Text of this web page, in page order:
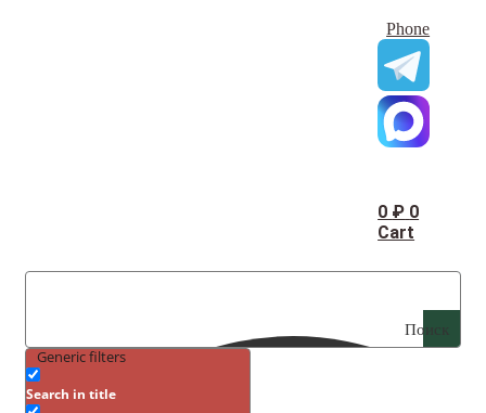
Phone
0 ₽ 0
Cart
Поиск
Generic filters
Search in title